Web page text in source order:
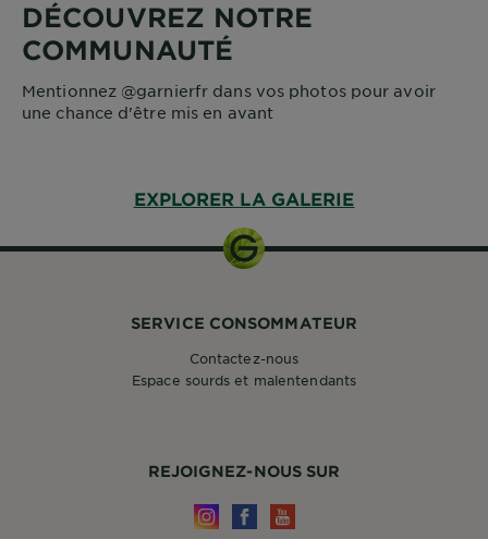
DÉCOUVREZ NOTRE
COMMUNAUTÉ
Mentionnez @garnierfr dans vos photos pour avoir
une chance d'être mis en avant
EXPLORER LA GALERIE
REJOIGNEZ-NOUS SUR
SERVICE CONSOMMATEUR
Contactez-nous
Espace sourds et malentendants